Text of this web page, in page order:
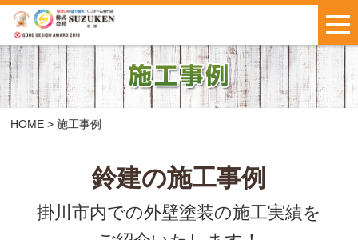
鈴建ブログ W保証について
はじめての方へ
施工事例
お客様の声
料金について
HOME > 施工事例
鈴建の施工事例
掛川市内での外壁塗装の施工実績を